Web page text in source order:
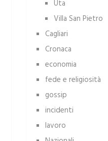
Uta
Villa San Pietro
Cagliari
Cronaca
economia
fede e religiosità
gossip
incidenti
lavoro